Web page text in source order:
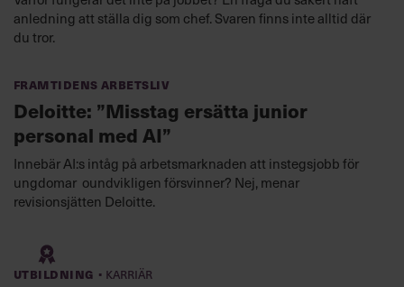
anledning att ställa dig som chef. Svaren finns inte alltid där
du tror.
Framtidens arbetsliv
Deloitte: ”Misstag ersätta junior
personal med AI”
Innebär AI:s intåg på arbetsmarknaden att instegsjobb för
ungdomar oundvikligen försvinner? Nej, menar
revisionsjätten Deloitte.
Utbildning · Karriär